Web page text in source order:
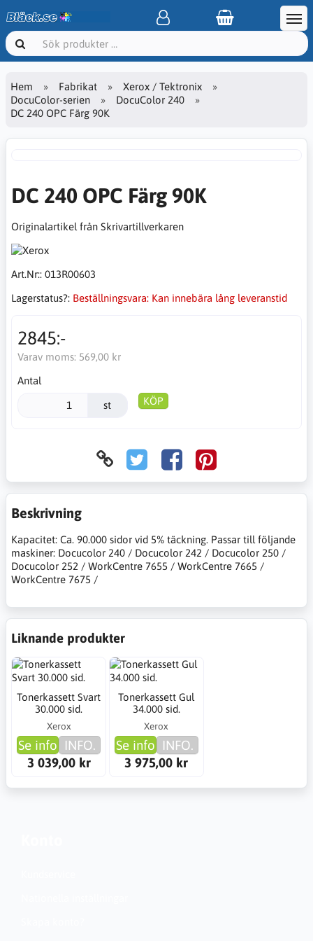
Hem Fabrikat
Xerox / Tektronix
DocuColor-serien
DocuColor 240
DC 240 OPC Färg 90K
DC 240 OPC Färg 90K
Originalartikel från Skrivartillverkaren
Art.Nr:: 013R00603
Lagerstatus?: Beställningsvara: Kan innebära lång leveranstid
2845:-
Varav moms: 569,00 kr
Antal
st KÖP
Beskrivning
Kapacitet: Ca. 90.000 sidor vid 5% täckning. Passar till följande
maskiner: Docucolor 240 / Docucolor 242 / Docucolor 250 /
Docucolor 252 / WorkCentre 7655 / WorkCentre 7665 /
WorkCentre 7675 /
Liknande produkter
Tonerkassett Svart
30.000 sid.
Xerox
Se info INFO.
3 039,00 kr
Tonerkassett Gul
34.000 sid.
Xerox
Se info INFO.
3 975,00 kr